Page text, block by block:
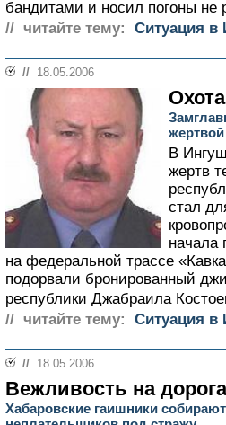
бандитами и носил погоны не
// читайте тему:
Ситуация в
// 18.05.2006
В
жертв
стал
начала
на федеральной трассе
подорвали бронированный
республики Джабраила
// читайте тему:
Ситуация в
// 18.05.2006
Вежливость на
Хабаровские гаишники